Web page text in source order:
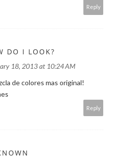
Reply
DO I LOOK?
18, 2013 at 10:24 AM
de colores mas original!
Reply